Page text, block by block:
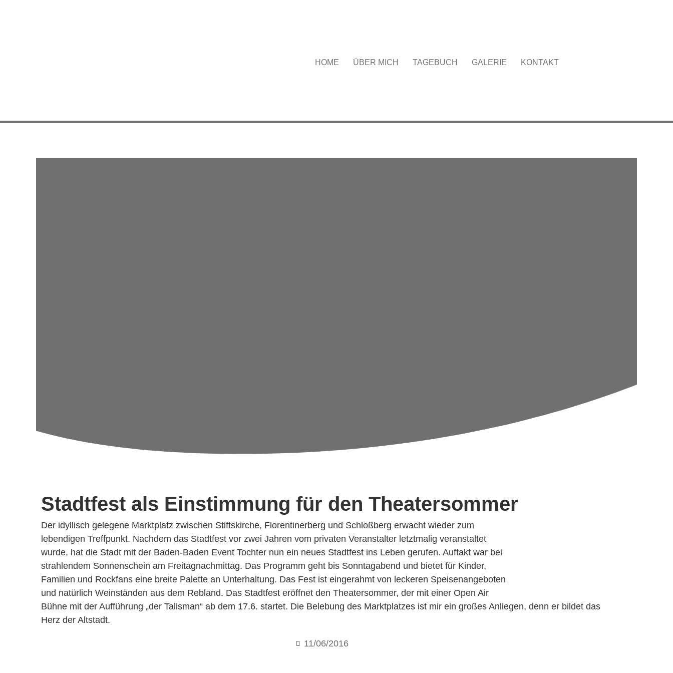
HOME ÜBER MICH TAGEBUCH GALERIE KONTAKT
Stadtfest als Einstimmung für den Theatersommer
Der idyllisch gelegene Marktplatz zwischen Stiftskirche, Florentinerberg und Schloßberg erwacht wieder zum
lebendigen Treffpunkt. Nachdem das Stadtfest vor zwei Jahren vom privaten Veranstalter letztmalig veranstaltet
wurde, hat die Stadt mit der Baden-Baden Event Tochter nun ein neues Stadtfest ins Leben gerufen. Auftakt war bei
strahlendem Sonnenschein am Freitagnachmittag. Das Programm geht bis Sonntagabend und bietet für Kinder,
Familien und Rockfans eine breite Palette an Unterhaltung. Das Fest ist eingerahmt von leckeren Speisenangeboten
und natürlich Weinständen aus dem Rebland. Das Stadtfest eröffnet den Theatersommer, der mit einer Open Air
Bühne mit der Aufführung „der Talisman“ ab dem 17.6. startet. Die Belebung des Marktplatzes ist mir ein großes Anliegen, denn er bildet das
Herz der Altstadt.
11/06/2016